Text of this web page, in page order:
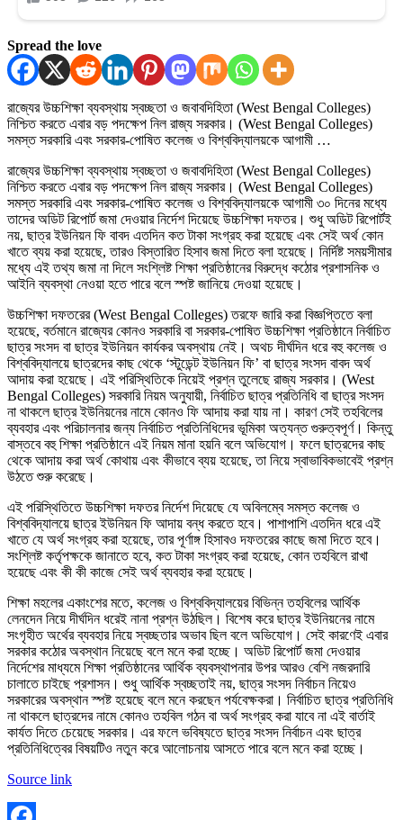
Spread the love
রাজ্যের উচ্চশিক্ষা ব্যবস্থায় স্বচ্ছতা ও জবাবদিহিতা (West Bengal Colleges)
নিশ্চিত করতে এবার বড় পদক্ষেপ নিল রাজ্য সরকার। (West Bengal Colleges)
সমস্ত সরকারি এবং সরকার-পোষিত কলেজ ও বিশ্ববিদ্যালয়কে আগামী …
রাজ্যের উচ্চশিক্ষা ব্যবস্থায় স্বচ্ছতা ও জবাবদিহিতা (West Bengal Colleges)
নিশ্চিত করতে এবার বড় পদক্ষেপ নিল রাজ্য সরকার। (West Bengal Colleges)
সমস্ত সরকারি এবং সরকার-পোষিত কলেজ ও বিশ্ববিদ্যালয়কে আগামী ৩০ দিনের মধ্যে
তাদের অডিট রিপোর্ট জমা দেওয়ার নির্দেশ দিয়েছে উচ্চশিক্ষা দফতর। শুধু অডিট রিপোর্টই
নয়, ছাত্র ইউনিয়ন ফি বাবদ এতদিন কত টাকা সংগ্রহ করা হয়েছে এবং সেই অর্থ কোন
খাতে ব্যয় করা হয়েছে, তারও বিস্তারিত হিসাব জমা দিতে বলা হয়েছে। নির্দিষ্ট সময়সীমার
মধ্যে এই তথ্য জমা না দিলে সংশ্লিষ্ট শিক্ষা প্রতিষ্ঠানের বিরুদ্ধে কঠোর প্রশাসনিক ও
আইনি ব্যবস্থা নেওয়া হতে পারে বলে স্পষ্ট জানিয়ে দেওয়া হয়েছে।
উচ্চশিক্ষা দফতরের (West Bengal Colleges) তরফে জারি করা বিজ্ঞপ্তিতে বলা
হয়েছে, বর্তমানে রাজ্যের কোনও সরকারি বা সরকার-পোষিত উচ্চশিক্ষা প্রতিষ্ঠানে নির্বাচিত
ছাত্র সংসদ বা ছাত্র ইউনিয়ন কার্যকর অবস্থায় নেই। অথচ দীর্ঘদিন ধরে বহু কলেজ ও
বিশ্ববিদ্যালয়ে ছাত্রদের কাছ থেকে ‘স্টুডেন্ট ইউনিয়ন ফি’ বা ছাত্র সংসদ বাবদ অর্থ
আদায় করা হয়েছে। এই পরিস্থিতিকে নিয়েই প্রশ্ন তুলেছে রাজ্য সরকার। (West
Bengal Colleges) সরকারি নিয়ম অনুযায়ী, নির্বাচিত ছাত্র প্রতিনিধি বা ছাত্র সংসদ
না থাকলে ছাত্র ইউনিয়নের নামে কোনও ফি আদায় করা যায় না। কারণ সেই তহবিলের
ব্যবহার এবং পরিচালনার জন্য নির্বাচিত প্রতিনিধিদের ভূমিকা অত্যন্ত গুরুত্বপূর্ণ। কিন্তু
বাস্তবে বহু শিক্ষা প্রতিষ্ঠানে এই নিয়ম মানা হয়নি বলে অভিযোগ। ফলে ছাত্রদের কাছ
থেকে আদায় করা অর্থ কোথায় এবং কীভাবে ব্যয় হয়েছে, তা নিয়ে স্বাভাবিকভাবেই প্রশ্ন
উঠতে শুরু করেছে।
এই পরিস্থিতিতে উচ্চশিক্ষা দফতর নির্দেশ দিয়েছে যে অবিলম্বে সমস্ত কলেজ ও
বিশ্ববিদ্যালয়ে ছাত্র ইউনিয়ন ফি আদায় বন্ধ করতে হবে। পাশাপাশি এতদিন ধরে এই
খাতে যে অর্থ সংগ্রহ করা হয়েছে, তার পূর্ণাঙ্গ হিসাবও দফতরের কাছে জমা দিতে হবে।
সংশ্লিষ্ট কর্তৃপক্ষকে জানাতে হবে, কত টাকা সংগ্রহ করা হয়েছে, কোন তহবিলে রাখা
হয়েছে এবং কী কী কাজে সেই অর্থ ব্যবহার করা হয়েছে।
শিক্ষা মহলের একাংশের মতে, কলেজ ও বিশ্ববিদ্যালয়ের বিভিন্ন তহবিলের আর্থিক
লেনদেন নিয়ে দীর্ঘদিন ধরেই নানা প্রশ্ন উঠছিল। বিশেষ করে ছাত্র ইউনিয়নের নামে
সংগৃহীত অর্থের ব্যবহার নিয়ে স্বচ্ছতার অভাব ছিল বলে অভিযোগ। সেই কারণেই এবার
সরকার কঠোর অবস্থান নিয়েছে বলে মনে করা হচ্ছে। অডিট রিপোর্ট জমা দেওয়ার
নির্দেশের মাধ্যমে শিক্ষা প্রতিষ্ঠানের আর্থিক ব্যবস্থাপনার উপর আরও বেশি নজরদারি
চালাতে চাইছে প্রশাসন। শুধু আর্থিক স্বচ্ছতাই নয়, ছাত্র সংসদ নির্বাচন নিয়েও
সরকারের অবস্থান স্পষ্ট হয়েছে বলে মনে করছেন পর্যবেক্ষকরা। নির্বাচিত ছাত্র প্রতিনিধি
না থাকলে ছাত্রদের নামে কোনও তহবিল গঠন বা অর্থ সংগ্রহ করা যাবে না এই বার্তাই
কার্যত দিতে চেয়েছে সরকার। এর ফলে ভবিষ্যতে ছাত্র সংসদ নির্বাচন এবং ছাত্র
প্রতিনিধিত্বের বিষয়টিও নতুন করে আলোচনায় আসতে পারে বলে মনে করা হচ্ছে।
Source link